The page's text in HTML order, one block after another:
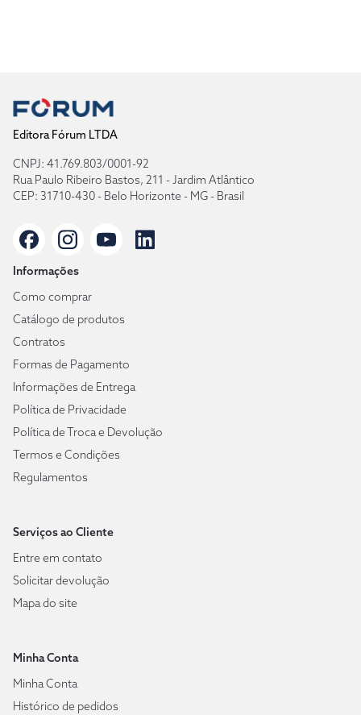
Editora Fórum LTDA
CNPJ: 41.769.803/0001-92
Rua Paulo Ribeiro Bastos, 211 - Jardim Atlântico
CEP: 31710-430 - Belo Horizonte - MG - Brasil
Informações
Como comprar
Catálogo de produtos
Contratos
Formas de Pagamento
Informações de Entrega
Política de Privacidade
Política de Troca e Devolução
Termos e Condições
Regulamentos
Serviços ao Cliente
Entre em contato
Solicitar devolução
Mapa do site
Minha Conta
Minha Conta
Histórico de pedidos